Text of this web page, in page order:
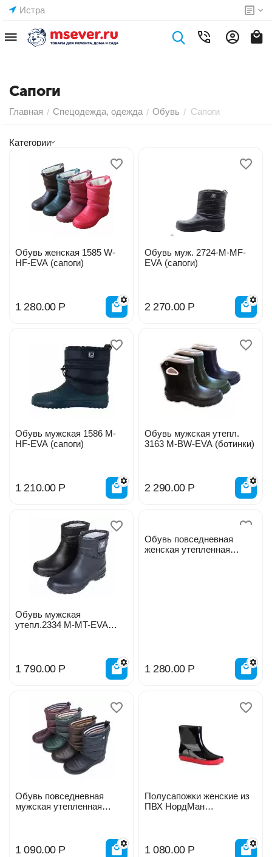
Истра
Сапоги
Главная / Спецодежда, одежда / Обувь / Сапоги
Категории
Обувь женская 1585 W-
HF-EVA (сапоги)
1 280.00 Р
Обувь муж. 2724-M-MF-
EVA (сапоги)
2 270.00 Р
Обувь мужская 1586 M-
HF-EVA (сапоги)
1 210.00 Р
Обувь мужская утепл.
3163 M-BW-EVA (ботинки)
2 290.00 Р
Обувь мужская
утепл.2334 M-MT-EVA
1 790.00 Р
Обувь повседневная
женская утепленная
1 280.00 Р
Обувь повседневная
мужская утепленная
1 090.00 Р
Полусапожки женские из
ПВХ НордМан
1 080.00 Р